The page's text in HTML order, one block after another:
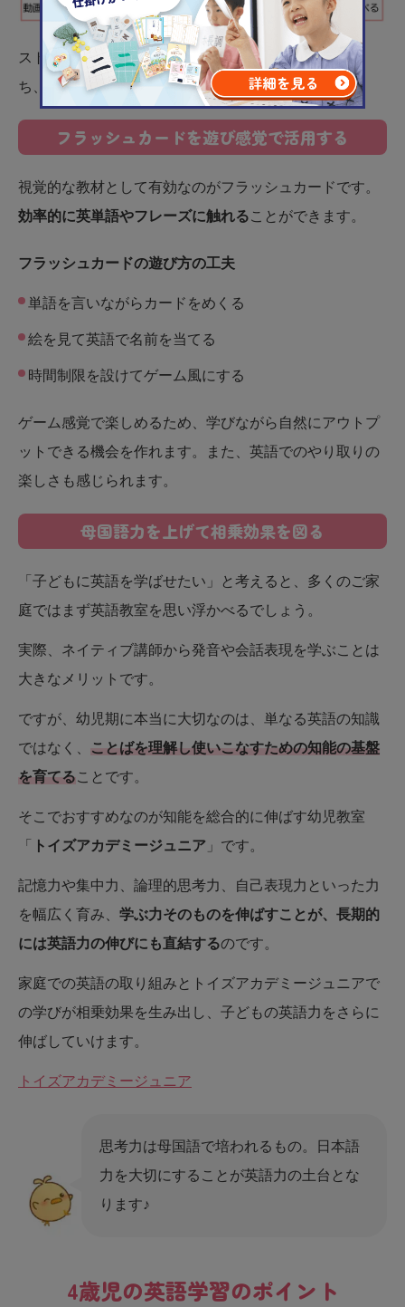
ストーリーを通じて英語を使う場面を理解する力が育
ち、アウトプットにもつながりやすくなります。
フラッシュカードを遊び感覚で活用する
視覚的な教材として有効なのがフラッシュカードです。
効率的に英単語やフレーズに触れることができます。
フラッシュカードの遊び方の工夫
単語を言いながらカードをめくる
絵を見て英語で名前を当てる
時間制限を設けてゲーム風にする
ゲーム感覚で楽しめるため、学びながら自然にアウトプ
ットできる機会を作れます。また、英語でのやり取りの
楽しさも感じられます。
母国語力を上げて相乗効果を図る
「子どもに英語を学ばせたい」と考えると、多くのご家
庭ではまず英語教室を思い浮かべるでしょう。
実際、ネイティブ講師から発音や会話表現を学ぶことは
大きなメリットです。
ですが、幼児期に本当に大切なのは、単なる英語の知識
ではなく、 ことばを理解し使いこなすための知能の基盤
を育てることです。
そこでおすすめなのが知能を総合的に伸ばす幼児教室
「
トイズアカデミージュニア 」です。
記憶力や集中力、論理的思考力、自己表現力といった力
を幅広く育み、 学ぶ力そのものを伸ばすことが、長期的
には英語力の伸びにも直結するのです。
家庭での英語の取り組みとトイズアカデミージュニアで
の学びが相乗効果を生み出し、子どもの英語力をさらに
伸ばしていけます。
トイズアカデミージュニア
思考力は母国語で培われるもの。日本語
力を大切にすることが英語力の土台とな
ります♪
4歳児の英語学習のポイント